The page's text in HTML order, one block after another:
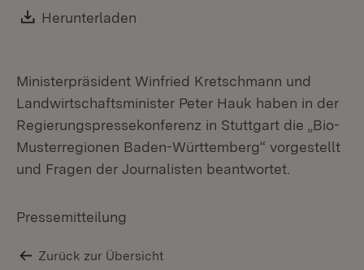
Download:
Herunterladen
Ministerpräsident Winfried Kretschmann und
Landwirtschaftsminister Peter Hauk haben in der
Regierungspressekonferenz in Stuttgart die „Bio-
Musterregionen Baden-Württemberg“ vorgestellt
und Fragen der Journalisten beantwortet.
Pressemitteilung
Zurück zur Übersicht